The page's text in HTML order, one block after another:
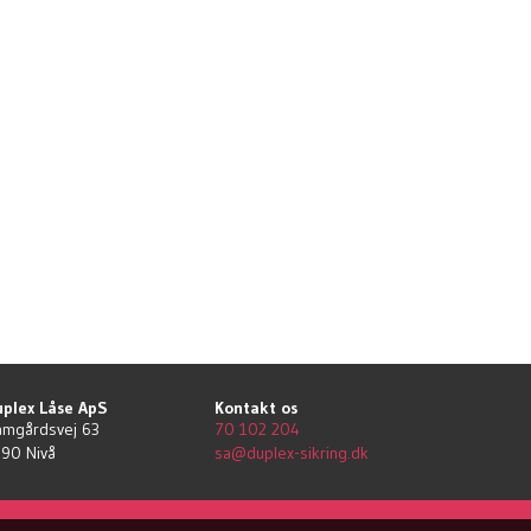
Låse ApS
63
Nivå
Kontakt os
70 102 204
sa@duplex-sikring.dk